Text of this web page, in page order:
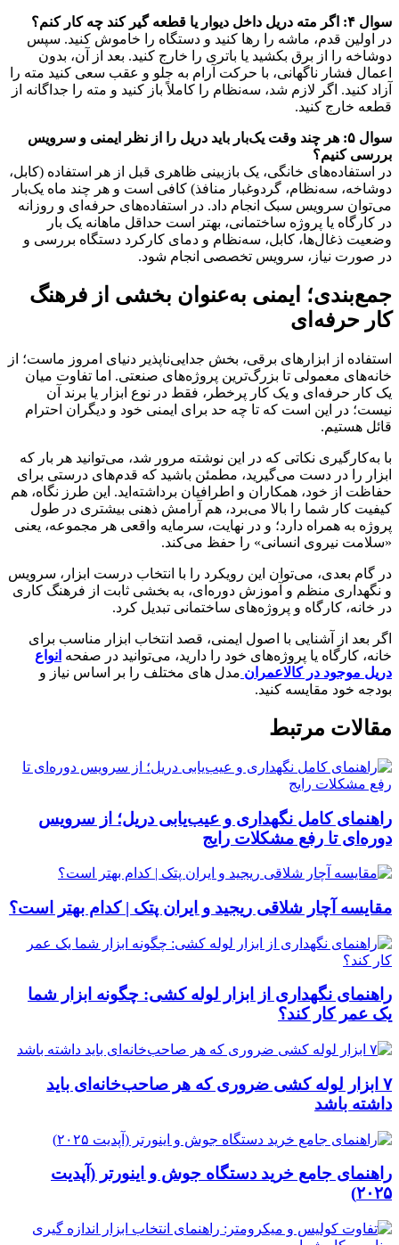
سوال ۴: اگر مته دریل داخل دیوار یا قطعه گیر کند چه کار کنم؟
در اولین قدم، ماشه را رها کنید و دستگاه را خاموش کنید. سپس
دوشاخه را از برق بکشید یا باتری را خارج کنید. بعد از آن، بدون
اعمال فشار ناگهانی، با حرکت آرام به جلو و عقب سعی کنید مته را
آزاد کنید. اگر لازم شد، سه‌نظام را کاملاً باز کنید و مته را جداگانه از
قطعه خارج کنید.
سوال ۵: هر چند وقت یک‌بار باید دریل را از نظر ایمنی و سرویس
بررسی کنیم؟
در استفاده‌های خانگی، یک بازبینی ظاهری قبل از هر استفاده (کابل،
دوشاخه، سه‌نظام، گردوغبار منافذ) کافی است و هر چند ماه یک‌بار
می‌توان سرویس سبک انجام داد. در استفاده‌های حرفه‌ای و روزانه
در کارگاه یا پروژه ساختمانی، بهتر است حداقل ماهانه یک بار
وضعیت ذغال‌ها، کابل، سه‌نظام و دمای کارکرد دستگاه بررسی و
در صورت نیاز، سرویس تخصصی انجام شود.
جمع‌بندی؛ ایمنی به‌عنوان بخشی از فرهنگ
کار حرفه‌ای
استفاده از ابزارهای برقی، بخش جدایی‌ناپذیر دنیای امروز ماست؛ از
خانه‌های معمولی تا بزرگ‌ترین پروژه‌های صنعتی. اما تفاوت میان
یک کار حرفه‌ای و یک کار پرخطر، فقط در نوع ابزار یا برند آن
نیست؛ در این است که تا چه حد برای ایمنی خود و دیگران احترام
قائل هستیم.
با به‌کارگیری نکاتی که در این نوشته مرور شد، می‌توانید هر بار که
ابزار را در دست می‌گیرید، مطمئن باشید که قدم‌های درستی برای
حفاظت از خود، همکاران و اطرافیان برداشته‌اید. این طرز نگاه، هم
کیفیت کار شما را بالا می‌برد، هم آرامش ذهنی بیشتری در طول
پروژه به همراه دارد؛ و در نهایت، سرمایه واقعی هر مجموعه، یعنی
«سلامت نیروی انسانی» را حفظ می‌کند.
در گام بعدی، می‌توان این رویکرد را با انتخاب درست ابزار، سرویس
و نگهداری منظم و آموزش دوره‌ای، به بخشی ثابت از فرهنگ کاری
در خانه، کارگاه و پروژه‌های ساختمانی تبدیل کرد.
اگر بعد از آشنایی با اصول ایمنی، قصد انتخاب ابزار مناسب برای
خانه، کارگاه یا پروژه‌های خود را دارید، می‌توانید در صفحه انواع
دریل موجود در کالاعمران مدل‌ های مختلف را بر اساس نیاز و
بودجه خود مقایسه کنید.
مقالات مرتبط
راهنمای کامل نگهداری و عیب‌یابی دریل؛ از سرویس
دوره‌ای تا رفع مشکلات رایج
مقایسه آچار شلاقی ریجید و ایران پتک | کدام بهتر است؟
راهنمای نگهداری از ابزار لوله کشی: چگونه ابزار شما
یک عمر کار کند؟
۷ ابزار لوله کشی ضروری که هر صاحب‌خانه‌ای باید
داشته باشد
راهنمای جامع خرید دستگاه جوش و اینورتر (آپدیت
۲۰۲۵)